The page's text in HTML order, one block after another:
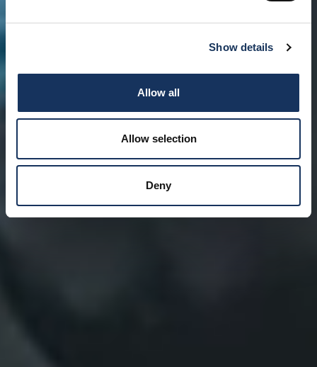
Show details
Allow all
Allow selection
Deny